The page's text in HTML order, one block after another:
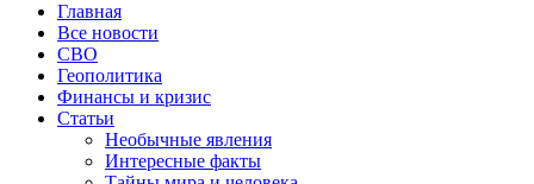
Главная
Все новости
СВО
Геополитика
Финансы и кризис
Статьи
Необычные явления
Интересные факты